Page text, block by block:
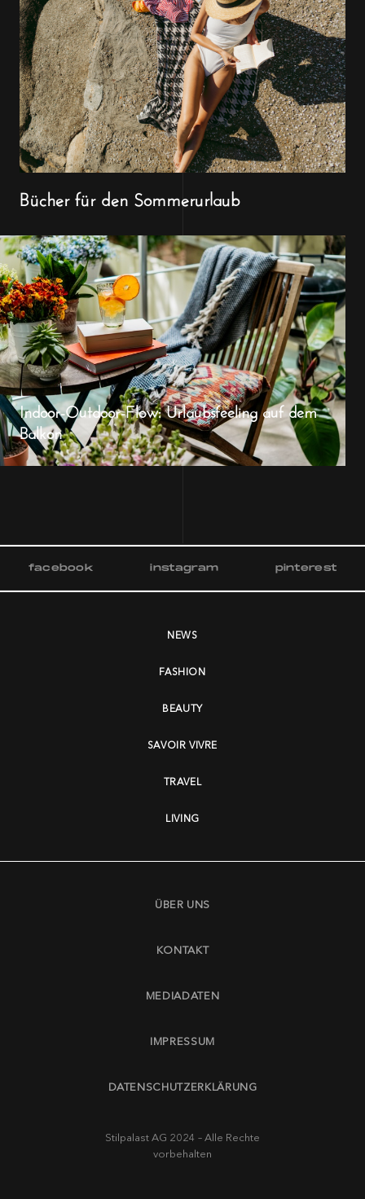
Bücher für den Sommerurlaub
Indoor-Outdoor-Flow: Urlaubsfeeling auf dem
Balkon
facebook instagram pinterest
NEWS
FASHION
BEAUTY
SAVOIR VIVRE
TRAVEL
LIVING
ÜBER UNS
KONTAKT
MEDIADATEN
IMPRESSUM
DATENSCHUTZERKLÄRUNG
Stilpalast AG 2024 – Alle Rechte
vorbehalten